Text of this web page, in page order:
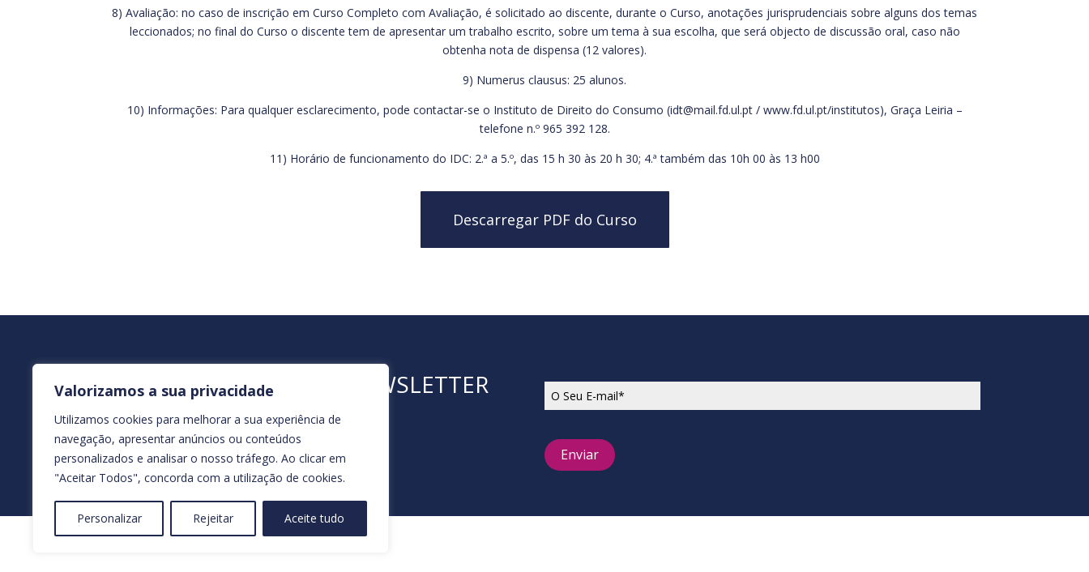
Valorizamos a sua privacidade
Utilizamos cookies para melhorar a sua experiência de
navegação, apresentar anúncios ou conteúdos
personalizados e analisar o nosso tráfego. Ao clicar em
"Aceitar Todos", concorda com a utilização de cookies.
Personalizar Rejeitar Aceite tudo
8) Avaliação: no caso de inscrição em Curso Completo com Avaliação, é solicitado ao discente, durante o Curso, anotações jurisprudenciais sobre alguns dos temas
leccionados; no final do Curso o discente tem de apresentar um trabalho escrito, sobre um tema à sua escolha, que será objecto de discussão oral, caso não
obtenha nota de dispensa (12 valores).
9) Numerus clausus: 25 alunos.
10) Informações: Para qualquer esclarecimento, pode contactar-se o Instituto de Direito do Consumo (idt@mail.fd.ul.pt / www.fd.ul.pt/institutos), Graça Leiria –
telefone n.º 965 392 128.
11) Horário de funcionamento do IDC: 2.ª a 5.º, das 15 h 30 às 20 h 30; 4.ª também das 10h 00 às 13 h00
Descarregar PDF do Curso
SUBSCREVA A NOSSA NEWSLETTER